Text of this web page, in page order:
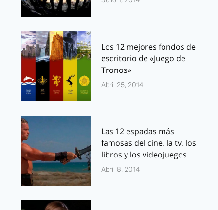
Los 12 mejores fondos de
escritorio de «Juego de
Tronos»
Abril 25, 2014
Las 12 espadas más
famosas del cine, la tv, los
libros y los videojuegos
Abril 8, 2014